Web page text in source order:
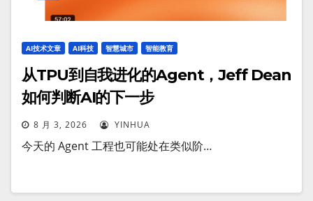
AI技术文章 AI科技 智慧城市 智能教育
从TPU到自我进化的Agent，Jeff Dean
如何判断AI的下一步
8 月 3, 2026 YINHUA
今天的 Agent 工程也可能处在类似阶…